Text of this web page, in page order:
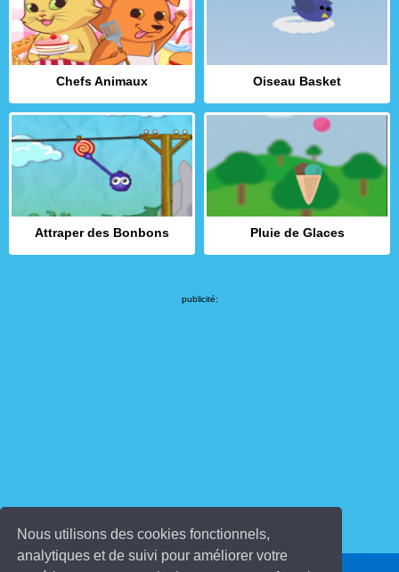
Nous utilisons des cookies fonctionnels,
analytiques et de suivi pour améliorer votre
Chefs Animaux Oiseau Basket
Attraper des Bonbons Pluie de Glaces
publicité: